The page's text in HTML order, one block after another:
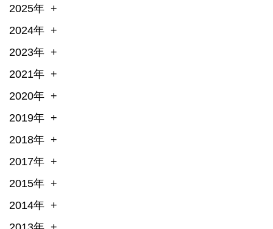
2025年
2024年
2023年
2021年
2020年
2019年
2018年
2017年
2015年
2014年